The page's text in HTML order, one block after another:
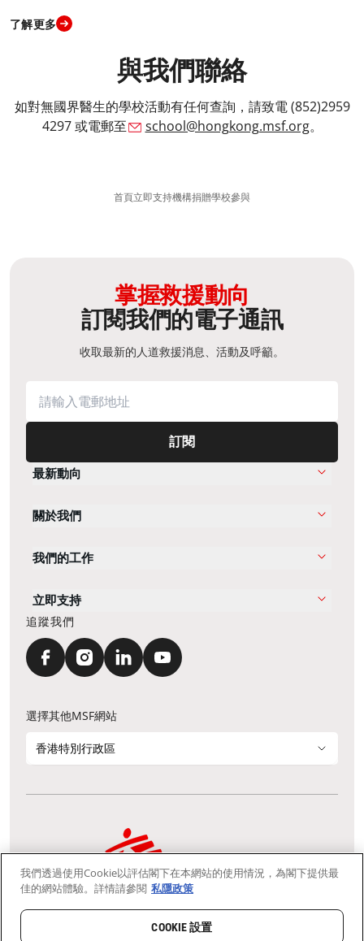
了解更多
與我們聯絡
如對無國界醫生的學校活動有任何查詢，請致電 (852)2959
4297 或電郵至
school@hongkong.msf.org。
首頁立即支持機構捐贈學校參與
掌握救援動向
訂閱我們的電子通訊
收取最新的人道救援消息、活動及呼籲。
訂閱
最新動向
關於我們
我們的工作
立即支持
追蹤我們
選擇其他MSF網站
香港特別行政區
通訊資料更新 鳴謝 私隱聲明
我們採用安全通訊端層 (Secure Socket Layer, SSL) 協定，有助保障敏感
資料在你的瀏覽器和我們伺服器之間的網上傳輸維持保密性。
慈善團體免稅檔案號碼：91/4075
Copyright © Médecins Sans Frontières Hong Kong. All rights
我們透過使用Cookie以評估閣下在本網站的使用情況，為閣下提供最
佳的網站體驗。詳情請參閱 私隱政策
COOKIE 設置